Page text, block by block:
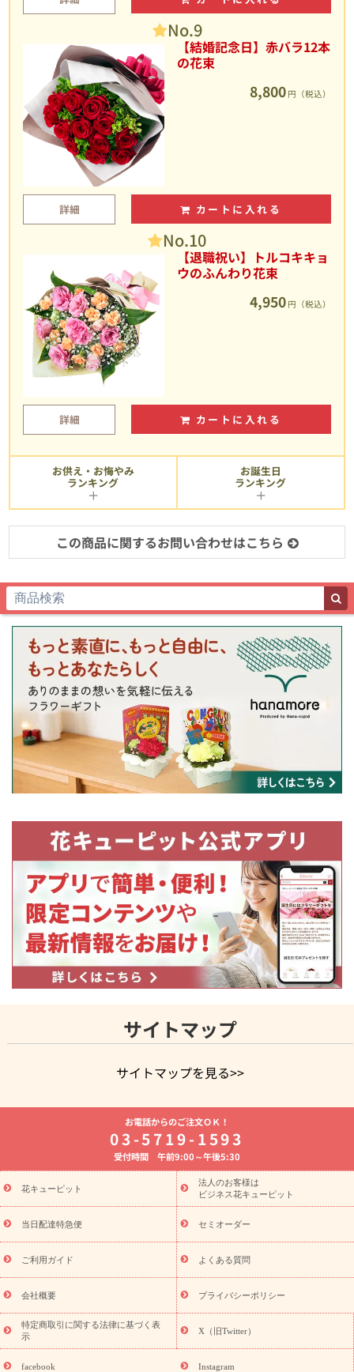
No.9
【結婚記念日】赤バラ12本
の花束
8,800 円（税込）
詳細 カートに入れる
No.10
【退職祝い】トルコキキョ
ウのふんわり花束
4,950 円（税込）
詳細 カートに入れる
お供え・お悔やみ
ランキング
お誕生日
ランキング
この商品に関するお問い合わせはこちら
サイトマップ
サイトマップを見る>>
よく贈られる花
お祝いの花特集
誕生日フラワーギフト特集
8月の誕生花(トルコキキョウ)
開店・開業祝い
お供え・お悔やみ お供え・お悔やみの花
通夜・葬儀に贈る花 胡蝶蘭・花鉢
ーブドフラワー
季節のイベント
ひまわり ギフト・プレゼント
特集
お盆 花（新盆・初盆） 季節のイベント
お盆 花（新
盆・初盆）
お盆 花（新盆・初盆）
お盆・お供え 花とセットギ
フト
お盆・お供え プリザーブドフラワー
ひまわり ギフト・プ
レゼント特集
夏の花贈り・お中元・暑中見舞い 花のギフト特集
敬老の日におくる花ギフト・プレゼント特集
花ギフト・プレゼント特集
敬老の日 花のおすすめランキング
敬
老の日 花鉢植えのギフト・プレゼント特集
敬老の日 花とセットギ
フト・プレゼント特集
敬老の日の花 全てのギフト一覧
キャン
ペーン
映画『ウォーターガーディアンズ』コラボキャンペーン
「きょう誕生日なんです」キャンペーン
誕生日の花を探す
誕生日フラワーギフト 誕生日フラワーギフト特集
お電話からのご注文ＯＫ！
03-5719-1593
受付時間 午前9:00～午後5:30
花キューピット
法人のお客様は
ビジネス花キューピット
当日配達特急便 セミオーダー
ご利用ガイド よくある質問
会社概要 プライバシーポリシー
特定商取引に関する法律に基づく表
示
X（旧Twitter）
facebook Instagram